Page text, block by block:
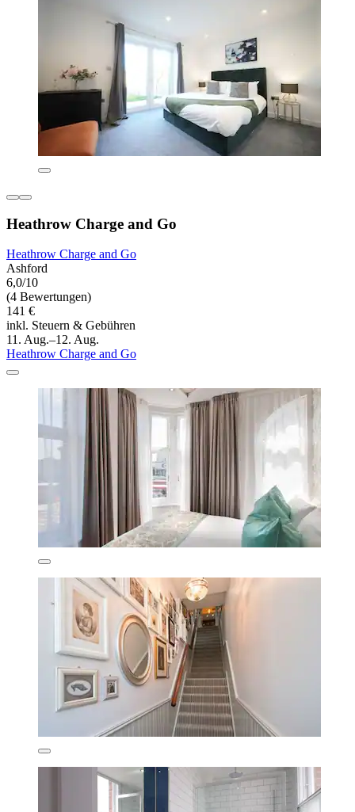
Heathrow Charge and Go
Heathrow Charge and Go
Ashford
6,0/10
(4 Bewertungen)
141 €
inkl. Steuern & Gebühren
11. Aug.–12. Aug.
Heathrow Charge and Go